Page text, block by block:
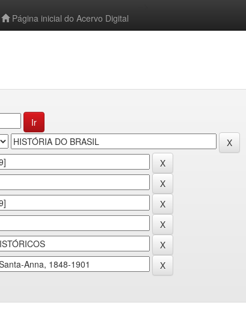
Página inicial do Acervo Digital